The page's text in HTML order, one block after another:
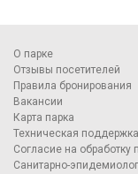
О парке
Отзывы посетителей
Правила бронирования
Вакансии
Карта парка
Техническая поддержка
Согласие на
Санитарно-